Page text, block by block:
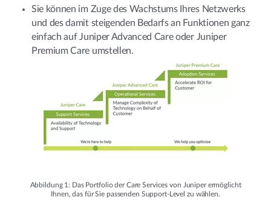
Sie können im Zuge des Wachstums Ihres Netzwerks
und des damit steigenden Bedarfs an Funktionen ganz
einfach auf Juniper Advanced Care oder Juniper
Premium Care umstellen.
Abbildung 1: Das Portfolio der Care Services von Juniper ermöglicht
Ihnen, das für Sie passenden Support-Level zu wählen.